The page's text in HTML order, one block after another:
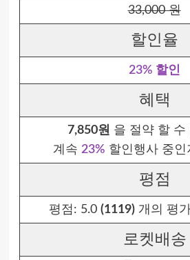
33,000 원
할인율
23% 할인
혜택
7,850원 을 절약 할 수
계속 23% 할인행사 중
평점
평점: 5.0 (1119) 개의 평
로켓배송